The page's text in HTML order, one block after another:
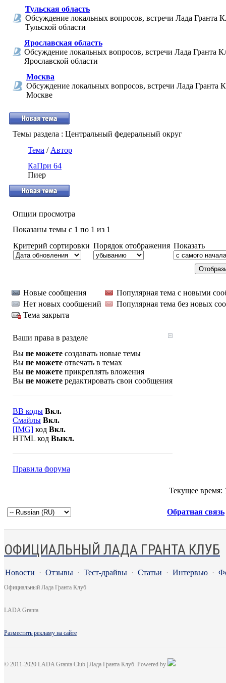
Тульская область
Обсуждение локальных вопросов, встречи Лада Гранта
Тульской области
Ярославская область
Обсуждение локальных вопросов, встречи Лада Гранта
Ярославской области
Москва
Обсуждение локальных вопросов, встречи Лада Гранта
Москве
Темы раздела : Центральный федеральный округ
Тема / Автор
КаПри 64
Пиер
Опции просмотра
Показаны темы с 1 по 1 из 1
Критерий сортировки Порядок отображения Показать
Новые сообщения
Популярная тема с новыми
Нет новых сообщений
Популярная тема без новых
Тема закрыта
Ваши права в разделе
Вы не можете создавать новые темы
Вы не можете отвечать в темах
Вы не можете прикреплять вложения
Вы не можете редактировать свои сообщения
BB коды Вкл.
Смайлы Вкл.
[IMG] код Вкл.
HTML код Выкл.
Правила форума
Текущее время:
Обратная связь
ОФИЦИАЛЬНЫЙ ЛАДА ГРАНТА КЛУБ
Новости · Отзывы · Тест-драйвы · Статьи · Интервью ·
Официальный Лада Гранта Клуб
LADA Granta
Разместить рекламу на сайте
© 2011-2020 LADA Granta Club | Лада Гранта Клуб. Powered by